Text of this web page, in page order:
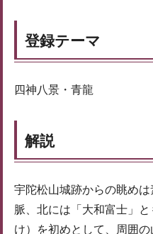
登録テーマ
四神八景・青龍
解説
宇陀松山城跡からの眺め
脈、北には「大和富士」
け）を初めとして、周囲の